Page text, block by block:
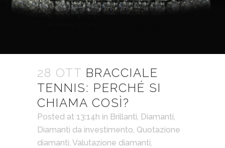
28 OTT BRACCIALE
TENNIS: PERCHÉ SI
CHIAMA COSÌ?
Posted at 13:14h in Brillanti Diamanti
Diamanti da investimento Quotazione
diamanti Valutazione diamanti